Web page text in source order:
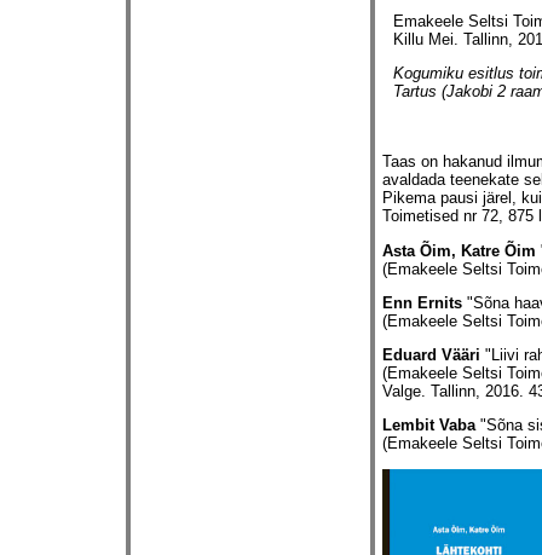
Emakeele Seltsi
Killu Mei. Tallinn,
Kogumiku esitlus
Tartus (Jakobi 2
Taas on hakanud
avaldada teenekate
Pikema pausi järel,
Toimetised nr 72, 875
Asta Õim, Katre Õim
(Emakeele Seltsi
Enn Ernits "Sõna
(Emakeele Seltsi
Eduard Vääri "Liivi
(Emakeele Seltsi
Valge. Tallinn, 2016.
Lembit Vaba"Sõna
(Emakeele Seltsi